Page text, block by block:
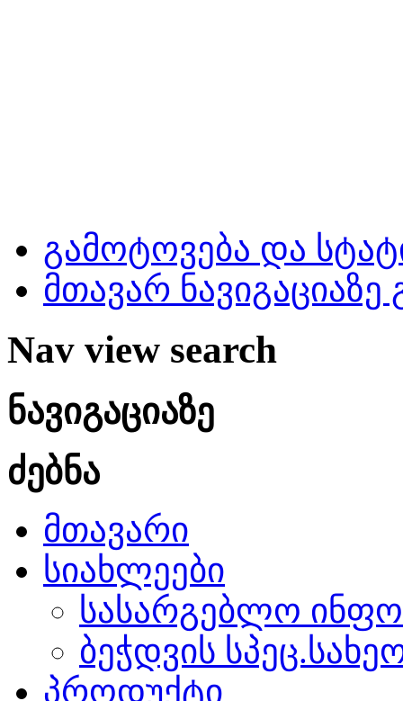
გამოტოვება და
მთავარ
Nav view search
ნავიგაციაზე
ძებნა
მთავარი
სიახლეები
სასარგებლო ინფო
ბეჭდვის
პროდუქტი